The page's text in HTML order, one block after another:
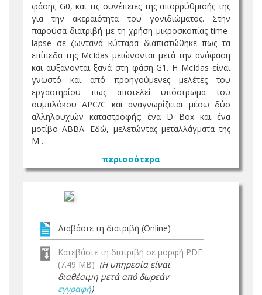
φάσης G0, και τις συνέπειες της απορρύθμισής της
για την ακεραιότητα του γονιδιώματος. Στην
παρούσα διατριβή με τη χρήση μικροσκοπίας time-
lapse σε ζωντανά κύτταρα διαπιστώθηκε πως τα
επίπεδα της McIdas μειώνονται μετά την ανάφαση
και αυξάνονται ξανά στη φάση G1. Η McIdas είναι
γνωστό και από προηγούμενες μελέτες του
εργαστηρίου πως αποτελεί υπόστρωμα του
συμπλόκου APC/C και αναγνωρίζεται μέσω δύο
αλληλουχιών καταστροφής: ένα D Box και ένα
μοτίβο ABBA. Εδώ, μελετώντας μεταλλάγματα της
M ...
περισσότερα
Διαβάστε τη διατριβή (Online)
Κατεβάστε τη διατριβή σε μορφή PDF
(7.49 MB) (Η υπηρεσία είναι
διαθέσιμη μετά από δωρεάν
εγγραφή)